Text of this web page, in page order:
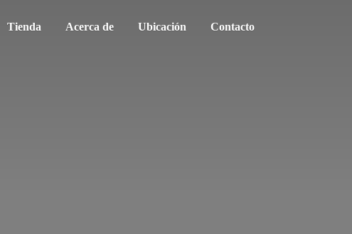
Tienda Acerca de Ubicación Contacto